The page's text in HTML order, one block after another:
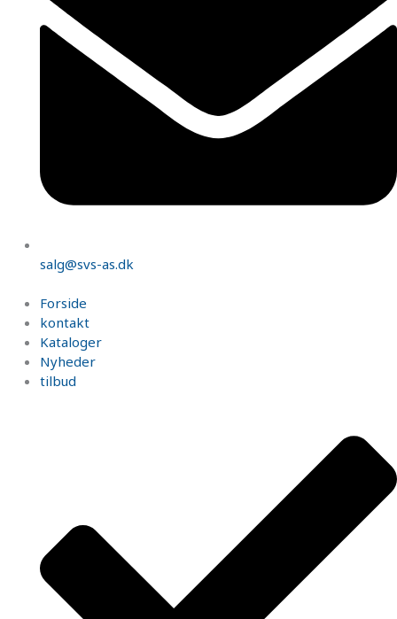
salg@svs-as.dk
Forside
kontakt
Kataloger
Nyheder
tilbud